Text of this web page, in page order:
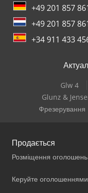
+49 201 857
+49 201 857
+34 911 433
Glw 4
Glunz &
Фрезерування
Продається
Розміщення оголошень
Керуйте оголошеннями